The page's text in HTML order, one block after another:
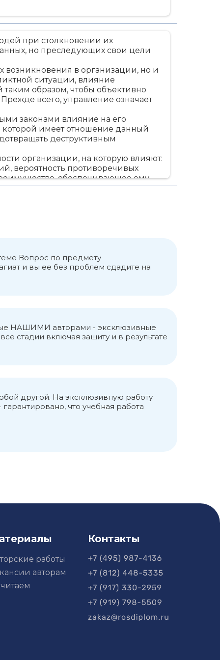
при столкновении их
но преследующих свои цели
возникновения в организации, но и
ситуации, влияние
образом, чтобы объективно
всего, управление означает
законами влияние на его
которой имеет отношение данный
деструктивным
организации, на которую влияют:
вероятность противоречивых
обеспечивающее ему
способы и методы их
профилактика и
на основе корректировки
который направлен на
прогнозирования
и факторов взаимодействия
Вопрос по предмету
и вы ее без проблем сдадите на
НАШИМИ авторами - эксклюзивные
стадии включая защиту и в результате
другой. На эксклюзивную работу
что учебная работа
работы
авторам
Контакты